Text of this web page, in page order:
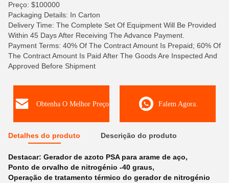
Preço: $100000
Packaging Details: In Carton
Delivery Time: The Complete Set Of Equipment Will Be Provided
Within 45 Days After Receiving The Advance Payment.
Payment Terms: 40% Of The Contract Amount Is Prepaid; 60% Of
The Contract Amount Is Paid After The Goods Are Inspected And
Approved Before Shipment
Obtenha O Melhor Preço Falem Agora.
Detalhes do produto Descrição do produto
Destacar: Gerador de azoto PSA para arame de aço,
Ponto de orvalho de nitrogénio -40 graus,
Operação de tratamento térmico do gerador de nitrogénio